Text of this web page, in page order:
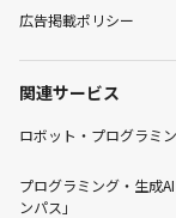
広告掲載ポリシー
関連サービス
ロボット・プログラミ
プログラミング・生成
ンパス」